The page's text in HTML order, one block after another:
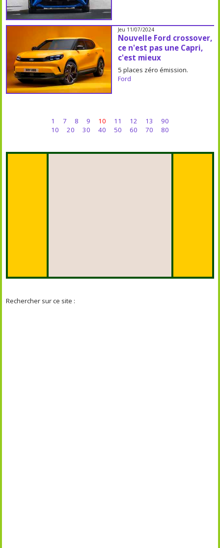
Jeu 11/07/2024
Nouvelle Ford crossover,
ce n'est pas une Capri,
c'est mieux
5 places zéro émission.
Ford
1 7 8 9 10 11 12 13
90
10
20 30 40 50 60 70 80
Rechercher sur ce site :